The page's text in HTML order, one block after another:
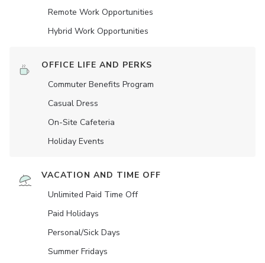
Remote Work Opportunities
Hybrid Work Opportunities
OFFICE LIFE AND PERKS
Commuter Benefits Program
Casual Dress
On-Site Cafeteria
Holiday Events
VACATION AND TIME OFF
Unlimited Paid Time Off
Paid Holidays
Personal/Sick Days
Summer Fridays